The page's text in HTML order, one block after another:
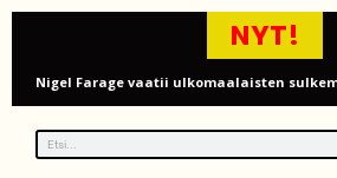
NYT!
Nigel Farage vaatii ulkomaalaisten
Painumat sillan lähellä pysäyttivät